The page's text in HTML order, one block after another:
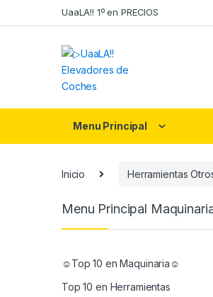
to
to
UaaLA!! 1º en PRECIOS
Menu Principal
Inicio Herramientas
Menu Principal
☺Top 10 en Maquinaria☺
Top 10 en Herramientas